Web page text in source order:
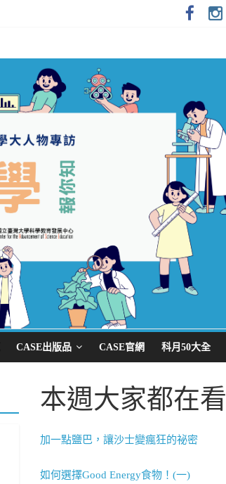
CASE出版品 CASE官網 科月50大全
本週大家都在看
加一點鹽巴，讓沙士變瘋狂的祕密
如何選擇Good Energy食物！(一)